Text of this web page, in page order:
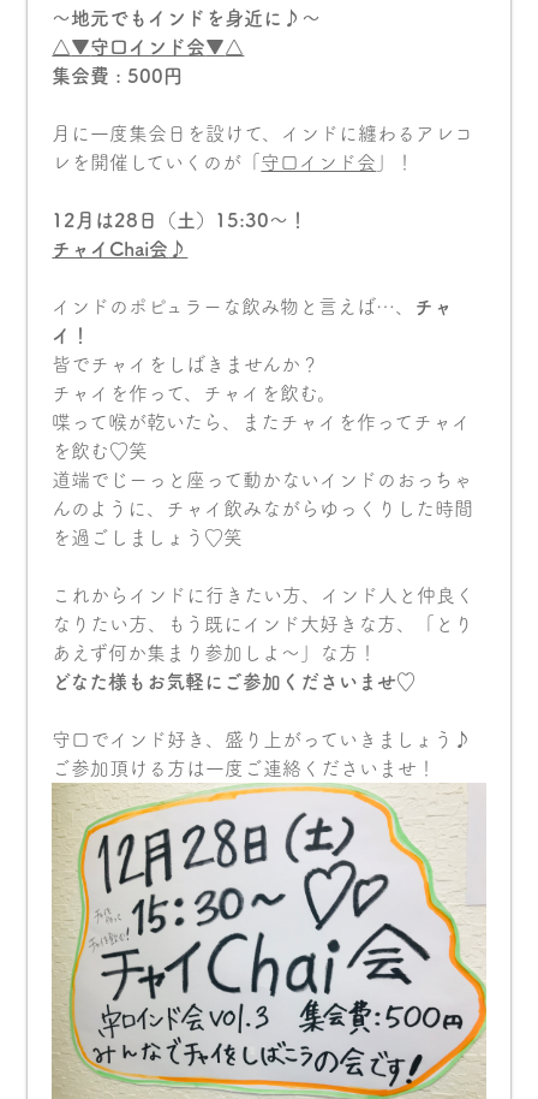
〜地元でもインドを身近に♪〜
△▼守口インド会▼△
集会費 : 500円
月に一度集会日を設けて、インドに纏わるアレコ
レを開催していくのが「 守口インド会 」！
12月は28日（土）15:30〜！
チャイChai会 ♪
インドのポピュラーな飲み物と言えば…、
チャ
イ！
皆でチャイをしばきませんか？
チャイを作って、チャイを飲む。
喋って喉が乾いたら、またチャイを作ってチャイ
を飲む♡笑
道端でじーっと座って動かないインドのおっちゃ
んのように、チャイ飲みながらゆっくりした時間
を過ごしましょう♡笑
これからインドに行きたい方、インド人と仲良く
なりたい方、もう既にインド大好きな方、「とり
あえず何か集まり参加しよ〜」な方！
どなた様もお気軽にご参加くださいませ♡
守口でインド好き、盛り上がっていきましょう♪
ご参加頂ける方は一度ご連絡くださいませ！